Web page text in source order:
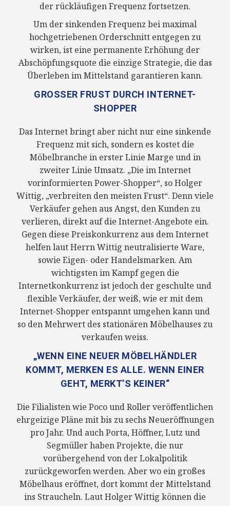
der rückläufigen Frequenz fortsetzen.
Um der sinkenden Frequenz bei maximal
hochgetriebenen Orderschnitt entgegen zu
wirken, ist eine permanente Erhöhung der
Abschöpfungsquote die einzige Strategie, die das
Überleben im Mittelstand garantieren kann.
GROSSER FRUST DURCH INTERNET-S
HOPPER
Das Internet bringt aber nicht nur eine sinkende
Frequenz mit sich, sondern es kostet die
Möbelbranche in erster Linie Marge und in
zweiter Linie Umsatz. „Die im Internet
vorinformierten Power-Shopper“, so Holger
Wittig, „verbreiten den meisten Frust“. Denn viele
Verkäufer gehen aus Angst, den Kunden zu
verlieren, direkt auf die Internet-Angebote ein.
Gegen diese Preiskonkurrenz aus dem Internet
helfen laut Herrn Wittig neutralisierte Ware,
sowie Eigen- oder Handelsmarken. Am
wichtigsten im Kampf gegen die
Internetkonkurrenz ist jedoch der geschulte und
flexible Verkäufer, der weiß, wie er mit dem
Internet-Shopper entspannt umgehen kann und
so den Mehrwert des stationären Möbelhauses zu
verkaufen weiss.
„WENN EINE NEUER MÖBELHÄNDLER
KOMMT, MERKEN ES ALLE. WENN EINER
GEHT, MERKT’S KEINER“
Die Filialisten wie Poco und Roller veröffentlichen
ehrgeizige Pläne mit bis zu sechs Neueröffnungen
pro Jahr. Und auch Porta, Höffner, Lutz und
Segmüller haben Projekte, die nur
vorübergehend von der Lokalpolitik
zurückgeworfen werden. Aber wo ein großes
Möbelhaus eröffnet, dort kommt der Mittelstand
ins Straucheln. Laut Holger Wittig können die